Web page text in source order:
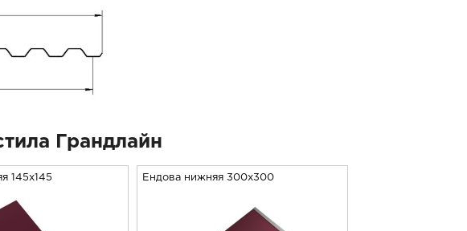
Грандлайн
145х145 Ендова нижняя 300х300